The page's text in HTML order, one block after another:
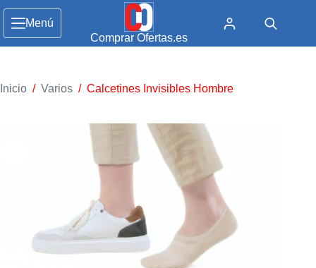
Menú
Comprar Ofertas.es
Inicio / Varios / Calcetines Invisibles Hombre